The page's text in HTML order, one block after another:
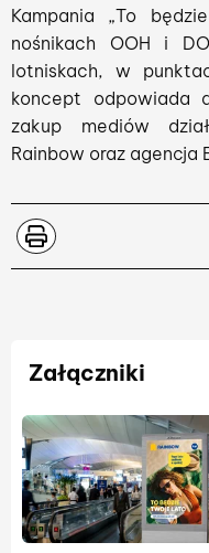
Kampania „To
nośnikach OOH i
lotniskach, w
koncept odpowiada
zakup mediów
Rainbow oraz agencja
Załączniki